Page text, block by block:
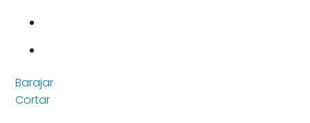
Barajar
Cortar